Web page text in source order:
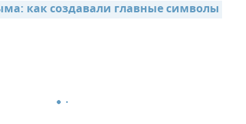
как создавали главные символы